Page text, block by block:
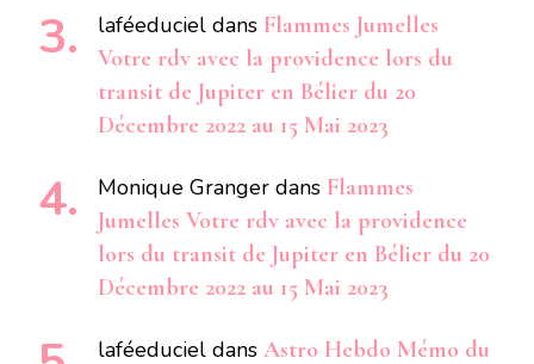
laféeduciel dans Flammes Jumelles
Votre rdv avec la providence lors du
transit de Jupiter en Bélier du 20
Décembre 2022 au 15 Mai 2023
Monique Granger dans Flammes
Jumelles Votre rdv avec la providence
lors du transit de Jupiter en Bélier du 20
Décembre 2022 au 15 Mai 2023
laféeduciel dans Astro Hebdo Mémo du